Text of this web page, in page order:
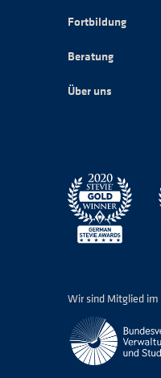
Fortbildung
Beratung
Über uns
Wir sind Mitglied im